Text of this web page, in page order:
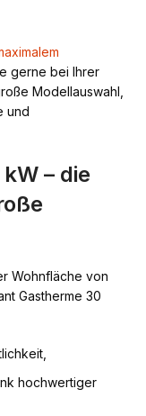
gerne bei Ihrer
Modellauswahl,
und
– die
Wohnfläche von
Gastherme 30
hochwertiger